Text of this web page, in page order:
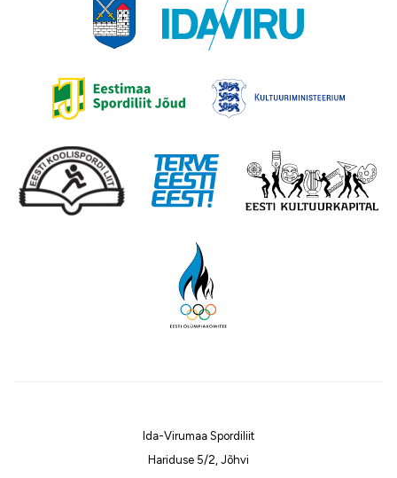
Ida-Virumaa Spordiliit
Hariduse 5/2, Jõhvi